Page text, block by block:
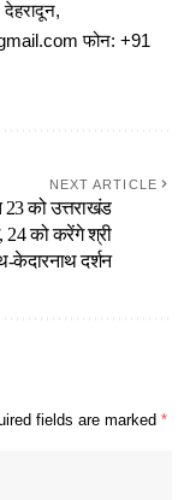
फोन: +91
NEXT ARTICLE
23 को उत्तराखंड
24 को करेंगे श्री
केदारनाथ दर्शन
fields are marked *